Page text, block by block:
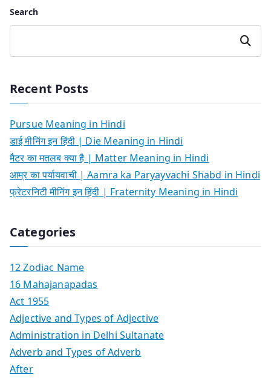
Search
Search
Recent Posts
Pursue Meaning in Hindi
डाई मीनिंग इन हिंदी | Die Meaning in Hindi
मैटर का मतलब क्या है | Matter Meaning in Hindi
आम्र का पर्यायवाची | Aamra ka Paryayvachi Shabd in Hindi
फ्रेटरनिटी मीनिंग इन हिंदी | Fraternity Meaning in Hindi
Categories
12 Zodiac Name
16 Mahajanapadas
Act 1955
Adjective and Types of Adjective
Administration in Delhi Sultanate
Adverb and Types of Adverb
After